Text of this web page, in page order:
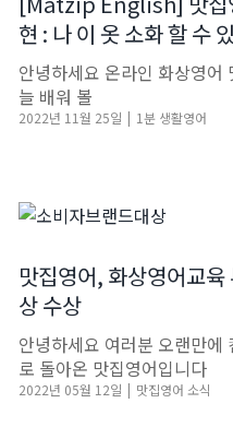
현 : 나 이 옷 소화 할 수
안녕하세요 온라인 화상영
늘 배워 볼
2022년 11월 25일 | 1분 생활영어
맛집영어, 화상영어교
상 수상
안녕하세요 여러분 오랜만에
로 돌아온 맛집영어입니다
2022년 05월 12일 | 맛집영어 소식